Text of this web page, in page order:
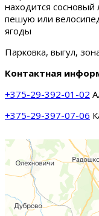
находится сосновый
пешую или
ягоды
Парковка, выгул,
Контактная
+375-29-392-01-02
+375-29-397-07-06